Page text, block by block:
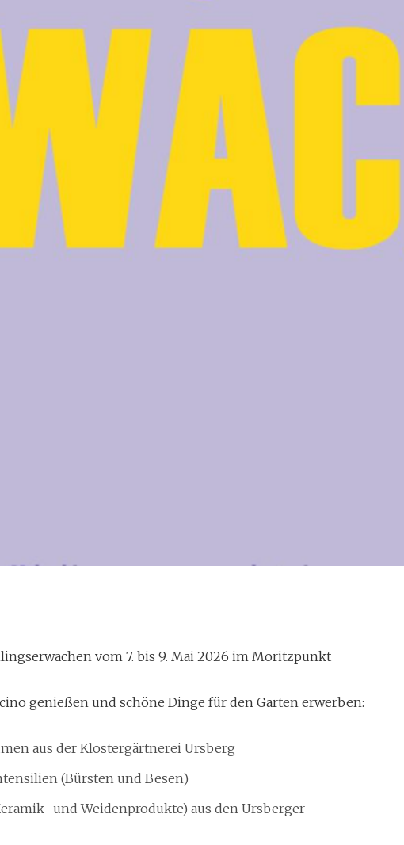
bis 9. Mai 2026
vom 7. bis 9. Mai 2026 im Moritzpunkt
genießen und schöne Dinge für den Garten erwerben:
aus der Klostergärtnerei Ursberg
(Bürsten und Besen)
und Weidenprodukte) aus den Ursberger